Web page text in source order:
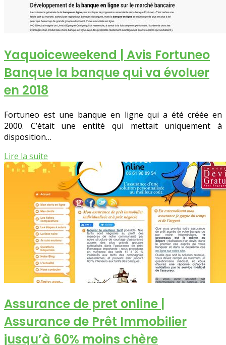
Yaquoicewee­kend | Avis Fortuneo
Banque la banque qui va évoluer
en 2018
Fortuneo est une banque en ligne qui a été créée en
2000. C’était une entité qui mettait uniquement à
disposition…
Lire la suite
Assurance de pret online |
Assurance de Prêt Immobilier
jusqu’à 60% moins chère